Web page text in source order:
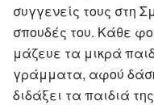
συγγενείς τους στη
σπουδές του. Κάθε
μάζευε τα μικρά
γράμματα, αφού
διδάξει τα παιδιά